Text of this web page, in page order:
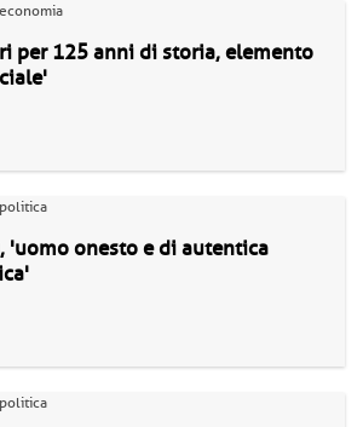
per 125 anni di storia, elemento
'uomo onesto e di autentica